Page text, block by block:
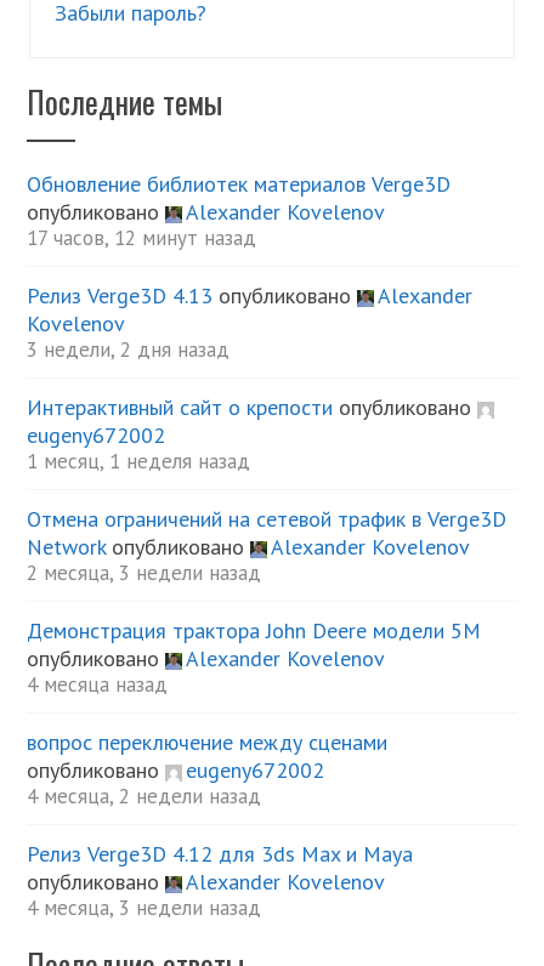
Забыли пароль?
Последние темы
Обновление библиотек материалов Verge3D
опубликовано
Alexander Kovelenov
17 часов, 12 минут назад
Релиз Verge3D 4.13 опубликовано
Alexander
Kovelenov
3 недели, 2 дня назад
Интерактивный сайт о крепости опубликовано
eugeny672002
1 месяц, 1 неделя назад
Отмена ограничений на сетевой трафик в Verge3D
Networkопубликовано Alexander Kovelenov
2 месяца, 3 недели назад
Демонстрация трактора John Deere модели 5М
опубликовано
Alexander Kovelenov
4 месяца назад
вопрос переключение между сценами
опубликовано
eugeny672002
4 месяца, 2 недели назад
Релиз Verge3D 4.12 для 3ds Max и Maya
опубликовано
Alexander Kovelenov
4 месяца, 3 недели назад